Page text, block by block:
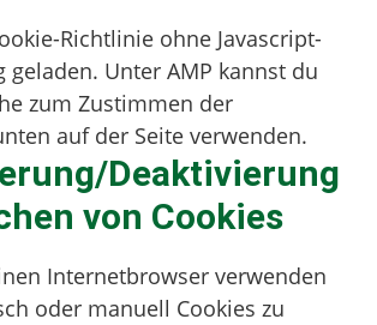
Richtlinie ohne Javascript-
geladen. Unter AMP kannst du
zum Zustimmen der
auf der Seite verwenden.
Deaktivierung
von Cookies
Internetbrowser verwenden
oder manuell Cookies zu